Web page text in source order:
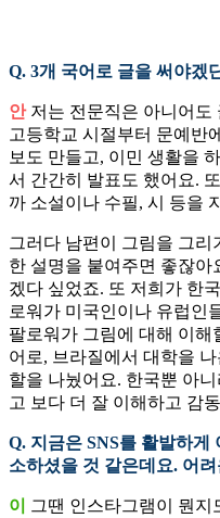
Q. 3개 국어로 글을 써야겠
안저는 전문직은 아니어도
고등학교 시절부터 문예반
보도 만들고, 이민 생활을
서 간간히 발표도 했어요.
까 소설이나 수필, 시 등을
그러다 남편이 그림을 그리
한 설명을 붙여주면 좋잖아
겠다 싶었죠. 또 저희가 한
로워가 미국인이나 유럽인
팔로워가 그림에 대해 이해
어로, 브라질에서 대학을
할을 나눴어요. 한국뿐 아
고 보다 더 잘 이해하고 감
Q. 지금은 SNS를 활발하게
소하셨을 것 같은데요. 어
이
그땐 인스타그램이 뭔지